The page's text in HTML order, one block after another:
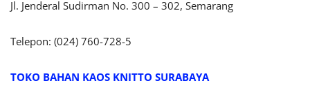
Jl. Jenderal Sudirman No. 300 – 302, Semarang
Telepon: (024) 760-728-5
TOKO BAHAN KAOS KNITTO SURABAYA